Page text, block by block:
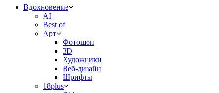
Вдохновение
AI
Best of
Арт
Фотошоп
3D
Художники
Веб-дизайн
Шрифты
18plus